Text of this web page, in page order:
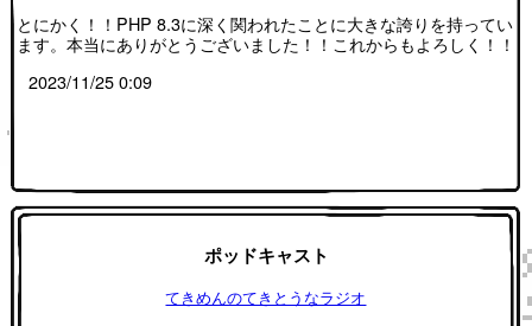
とにかく！！PHP 8.3に深く関われたことに大きな誇りを持ってい
ます。本当にありがとうございました！！これからもよろしく！！
2023/11/25 0:09
ポッドキャスト
てきめんのてきとうなラジオ